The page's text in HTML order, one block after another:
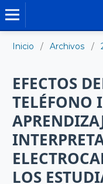
Inicio / Archivos /
EFECTOS
TELÉFONO
LOS